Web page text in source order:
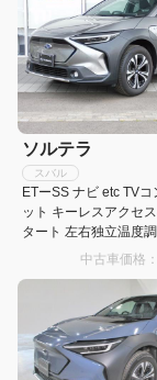
ソルテラ
スバル
ETーSS ナビ etc TV
ット キーレスアクセ
タート 左右独立温度
ートエアコン 運転席
中古車価格：